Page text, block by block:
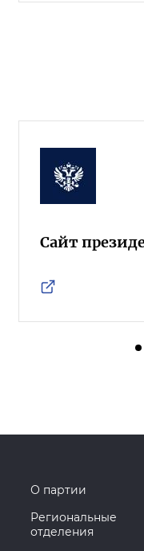
Сайт
О партии
Региональные
отделения